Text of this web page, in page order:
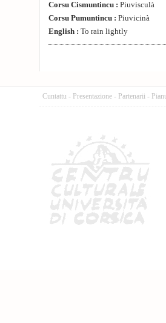
Corsu Cismuntincu : Piuvisculà
Corsu Pumuntincu : Piuvicinà
English : To rain lightly
Cuntattu - Presentazione - Partenarii -